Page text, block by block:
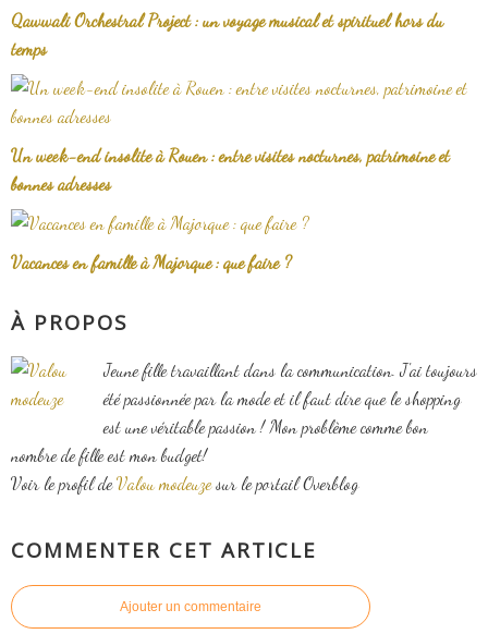
Qawwali Orchestral Project : un voyage musical et spirituel hors du
temps
Un week-end insolite à Rouen : entre visites nocturnes, patrimoine et
bonnes adresses
Vacances en famille à Majorque : que faire ?
À PROPOS
Jeune fille travaillant dans la communication. J'ai toujours
été passionnée par la mode et il faut dire que le shopping
est une véritable passion ! Mon problème comme bon
nombre de fille est mon budget!
Voir le profil deValou modeuzesur le portail Overblog
COMMENTER CET ARTICLE
Ajouter un commentaire